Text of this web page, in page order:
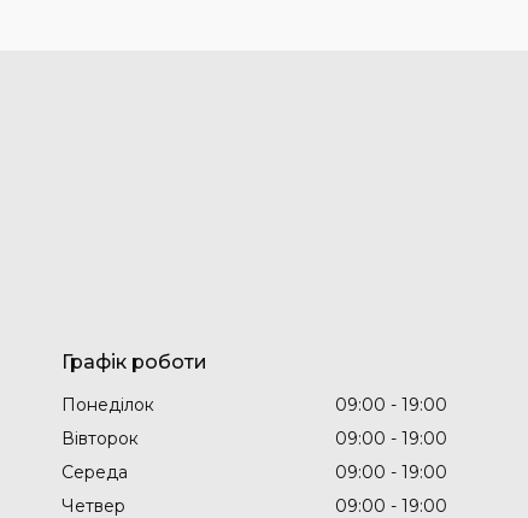
Графік роботи
Понеділок 09:00
19:00
Вівторок
09:00
19:00
Середа
09:00
19:00
Четвер
09:00
19:00